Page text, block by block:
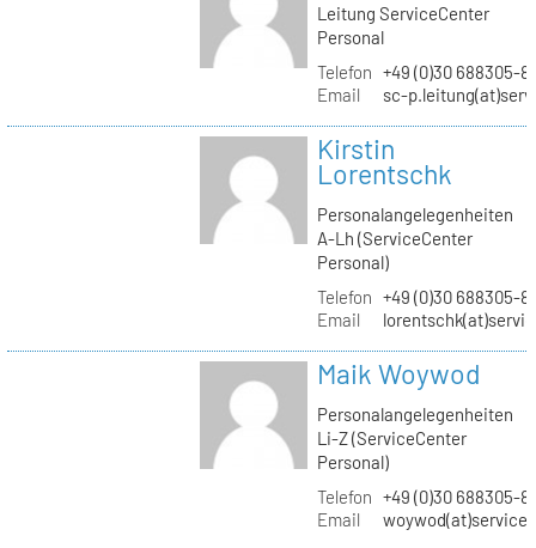
Leitung ServiceCenter
Personal
Telefon +49 (0)30 688305-
Email
sc-
Kirstin
Lorentschk
Personalangelegenheiten
A-Lh (ServiceCenter
Personal)
Telefon +49 (0)30 688305-
Email
Maik Woywod
Personalangelegenheiten
Li-Z (ServiceCenter
Personal)
Telefon +49 (0)30 688305-
Email